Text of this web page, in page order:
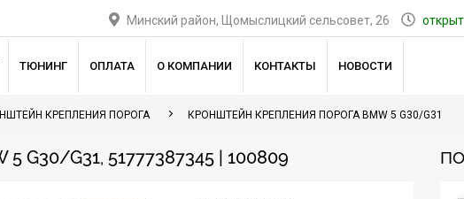
Минский район, Щомыслицкий сельсовет, 26
ТЮНИНГ ОПЛАТА О КОМПАНИИ КОНТАКТЫ НОВОСТИ
КРЕПЛЕНИЯ ПОРОГА КРОНШТЕЙН КРЕПЛЕНИЯ ПОРОГА BMW 5 G30/G31
G31, 51777387345 | 100809